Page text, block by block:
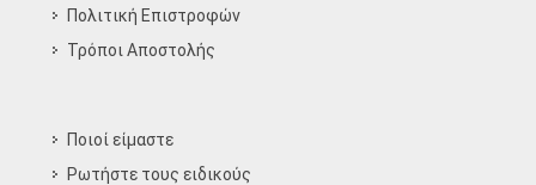
Πολιτική Επιστροφών
Τρόποι Aποστολής
Ποιοί είμαστε
Ρωτήστε τους ειδικούς